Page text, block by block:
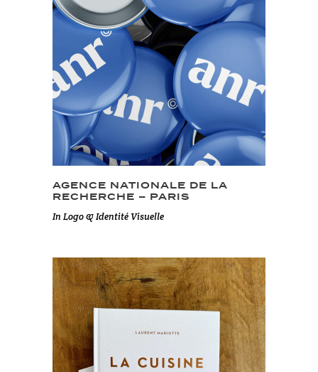
AGENCE NATIONALE DE LA
RECHERCHE – PARIS
In Logo & Identité Visuelle